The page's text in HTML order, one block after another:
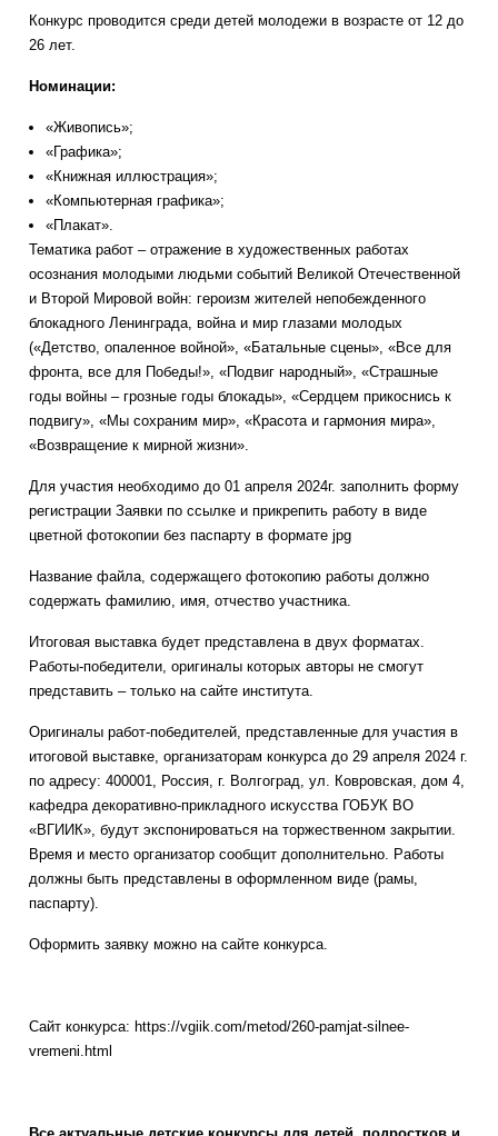
Конкурс проводится среди детей молодежи в возрасте от 12 до
26 лет.
Номинации:
«Живопись»;
«Графика»;
«Книжная иллюстрация»;
«Компьютерная графика»;
«Плакат».
Тематика работ – отражение в художественных работах
осознания молодыми людьми событий Великой Отечественной
и Второй Мировой войн: героизм жителей непобежденного
блокадного Ленинграда, война и мир глазами молодых
(«Детство, опаленное войной», «Батальные сцены», «Все для
фронта, все для Победы!», «Подвиг народный», «Страшные
годы войны – грозные годы блокады», «Сердцем прикоснись к
подвигу», «Мы сохраним мир», «Красота и гармония мира»,
«Возвращение к мирной жизни».
Для участия необходимо до 01 апреля 2024г. заполнить форму
регистрации Заявки по ссылке и прикрепить работу в виде
цветной фотокопии без паспарту в формате jpg
Название файла, содержащего фотокопию работы должно
содержать фамилию, имя, отчество участника.
Итоговая выставка будет представлена в двух форматах.
Работы-победители, оригиналы которых авторы не смогут
представить – только на сайте института.
Оригиналы работ-победителей, представленные для участия в
итоговой выставке, организаторам конкурса до 29 апреля 2024 г.
по адресу: 400001, Россия, г. Волгоград, ул. Ковровская, дом 4,
кафедра декоративно-прикладного искусства ГОБУК ВО
«ВГИИК», будут экспонироваться на торжественном закрытии.
Время и место организатор сообщит дополнительно. Работы
должны быть представлены в оформленном виде (рамы,
паспарту).
Оформить заявку можно на сайте конкурса.
Сайт конкурса: https://vgiik.com/metod/260-pamjat-silnee-
vremeni.html